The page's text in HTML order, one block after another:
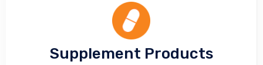
Supplement Products